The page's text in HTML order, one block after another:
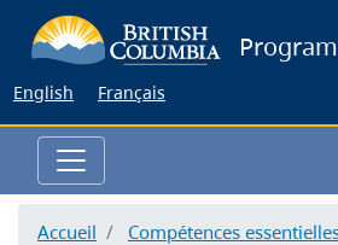
to
English Français
Accueil
Compétences